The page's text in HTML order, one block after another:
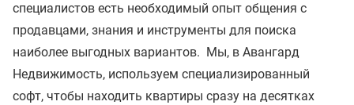
специалистов есть необходимый опыт общения с
продавцами, знания и инструменты для поиска
наиболее выгодных вариантов. Мы, в Авангард
Недвижимость, используем специализированный
софт, чтобы находить квартиры сразу на десятках